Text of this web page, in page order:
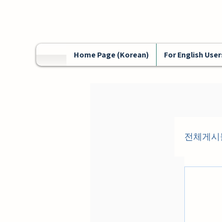
Home Page (Korean) For English
전체게